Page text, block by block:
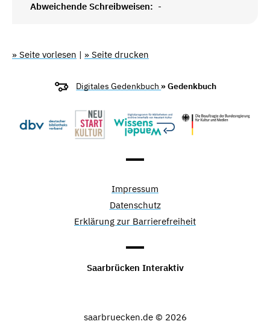
Abweichende Schreibweisen: -
» Seite vorlesen | » Seite drucken
Digitales Gedenkbuch » Gedenkbuch
Impressum
Datenschutz
Erklärung zur Barrierefreiheit
Saarbrücken Interaktiv
saarbruecken.de © 2026